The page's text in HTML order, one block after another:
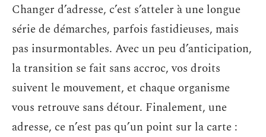
Changer d’adresse, c’est s’atteler à une longue
série de démarches, parfois fastidieuses, mais
pas insurmontables. Avec un peu d’anticipation,
la transition se fait sans accroc, vos droits
suivent le mouvement, et chaque organisme
vous retrouve sans détour. Finalement, une
adresse, ce n’est pas qu’un point sur la carte :